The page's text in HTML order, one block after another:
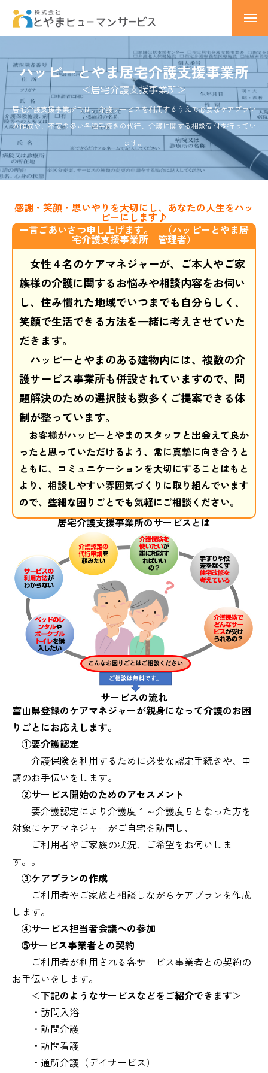
会社概要
事業所のご案内
ひなたぼっことやま
ひなたぼっこ上市
ブログ
アクセス
お問い合わせ
プライバシーポリシー
ハッピーとやま居宅介護支援事業所
＜居宅介護支援事業所＞
居宅介護支援事業所では、介護サービスを利用するうえで必要なケアプラン
の作成や、不安の多い各種手続きの代行、介護に関する相談受付を行ってい
ます。
感謝・笑顔・思いやりを大切にし、あなたの人生をハッ
ピーにします♪
一言ごあいさつ申し上げます。 （ハッピーとやま居
宅介護支援事業所 管理者）
女性４名のケアマネジャーが、ご本人やご家
族様の介護に関するお悩みや相談内容をお伺い
し、住み慣れた地域でいつまでも自分らしく、
笑顔で生活できる方法を一緒に考えさせていた
だきます。
ハッピーとやまのある建物内には、複数の介
護サービス事業所も併設されていますので、問
題解決のための選択肢も数多くご提案できる体
制が整っています。
お客様がハッピーとやまのスタッフと出会えて良か
ったと思っていただけるよう、常に真摯に向き合うと
ともに、コミュニケーションを大切にすることはもと
より、相談しやすい雰囲気づくりに取り組んでいます
ので、些細な困りごとでも気軽にご相談ください。
居宅介護支援事業所のサービスとは
サービスの流れ
富山県登録のケアマネジャーが親身になって介護のお困
りごとにお応えします。
①要介護認定
介護保険を利用するために必要な認定手続きや、申
請のお手伝いをします。
②サービス開始のためのアセスメント
要介護認定により介護度１～介護度５となった方を
対象にケアマネジャーがご自宅を訪問し、
ご利用者やご家族の状況、ご希望をお伺いしま
す。。
③ケアプランの作成
ご利用者やご家族と相談しながらケアプランを作成
します。
④サービス担当者会議への参加
➄サービス事業者との契約
ご利用者が利用される各サービス事業者との契約の
お手伝いをします。
＜下記のようなサービスなどをご紹介できます＞
・訪問入浴
・訪問介護
・訪問看護
・通所介護（デイサービス）